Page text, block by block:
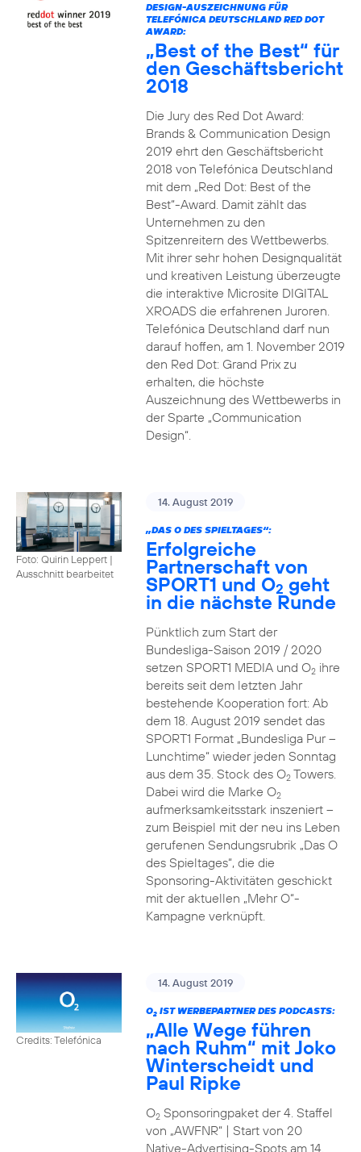
DESIGN-AUSZEICHNUNG FÜR
TELEFÓNICA DEUTSCHLAND RED DOT
AWARD:
„Best of the Best“ für
den Geschäftsbericht
2018
Die Jury des Red Dot Award:
Brands & Communication Design
2019 ehrt den Geschäftsbericht
2018 von Telefónica Deutschland
mit dem „Red Dot: Best of the
Best“-Award. Damit zählt das
Unternehmen zu den
Spitzenreitern des Wettbewerbs.
Mit ihrer sehr hohen Designqualität
und kreativen Leistung überzeugte
die interaktive Microsite DIGITAL
XROADS die erfahrenen Juroren.
Telefónica Deutschland darf nun
darauf hoffen, am 1. November 2019
den Red Dot: Grand Prix zu
erhalten, die höchste
Auszeichnung des Wettbewerbs in
der Sparte „Communication
Design“.
Foto: Quirin Leppert |
Ausschnitt bearbeitet
14. August 2019
„DAS O DES SPIELTAGES“:
Erfolgreiche
Partnerschaft von
SPORT1 und O2 geht
in die nächste Runde
Pünktlich zum Start der
Bundesliga-Saison 2019 / 2020
setzen SPORT1 MEDIA und O2ihre
bereits seit dem letzten Jahr
bestehende Kooperation fort: Ab
dem 18. August 2019 sendet das
SPORT1 Format „Bundesliga Pur –
Lunchtime“ wieder jeden Sonntag
aus dem 35. Stock des O2Towers.
Dabei wird die Marke O2
aufmerksamkeitsstark inszeniert –
zum Beispiel mit der neu ins Leben
gerufenen Sendungsrubrik „Das O
des Spieltages“, die die
Sponsoring-Aktivitäten geschickt
mit der aktuellen „Mehr O“-
Kampagne verknüpft.
Credits: Telefónica
14. August 2019
O2IST WERBEPARTNER DES PODCASTS:
„Alle Wege führen
nach Ruhm“ mit Joko
Winterscheidt und
Paul Ripke
O2Sponsoringpaket der 4. Staffel
von „AWFNR“ | Start von 20
Native-Advertising-Spots am 14.